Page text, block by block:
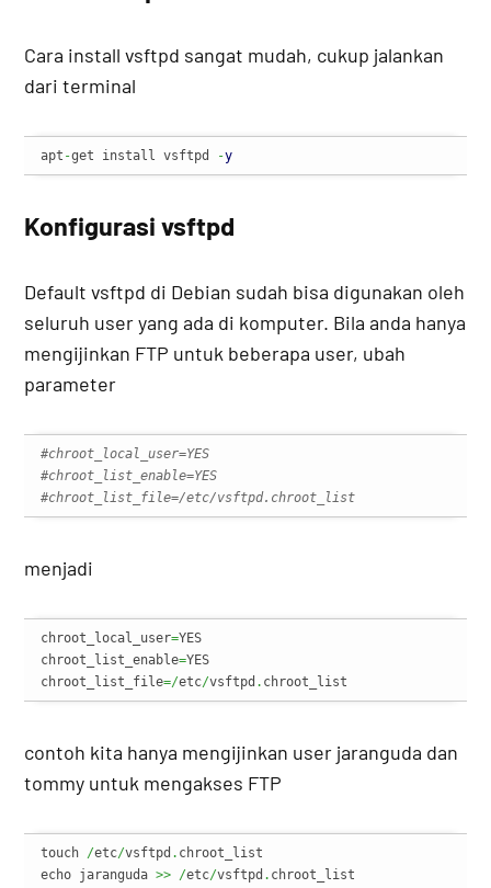
Cara install vsftpd sangat mudah, cukup jalankan
dari terminal
apt -get install vsftpd -y
Konfigurasi vsftpd
Default vsftpd di Debian sudah bisa digunakan oleh
seluruh user yang ada di komputer. Bila anda hanya
mengijinkan FTP untuk beberapa user, ubah
parameter
#chroot_local_user=YES
#chroot_list_enable=YES
#chroot_list_file=/etc/vsftpd.chroot_list
menjadi
chroot_local_user=YES
chroot_list_enable=YES
chroot_list_file=/etc/vsftpd . chroot_list
contoh kita hanya mengijinkan user jaranguda dan
tommy untuk mengakses FTP
touch /etc/vsftpd . chroot_list
echo jaranguda >> /etc/vsftpd . chroot_list